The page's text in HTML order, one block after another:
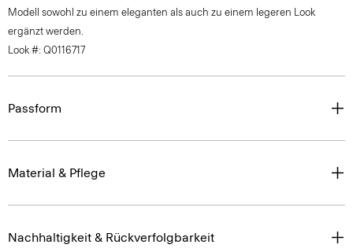
Modell sowohl zu einem eleganten als auch zu einem legeren Look
ergänzt werden.
Look #: Q0116717
Passform
Material & Pflege
Nachhaltigkeit & Rückverfolgbarkeit